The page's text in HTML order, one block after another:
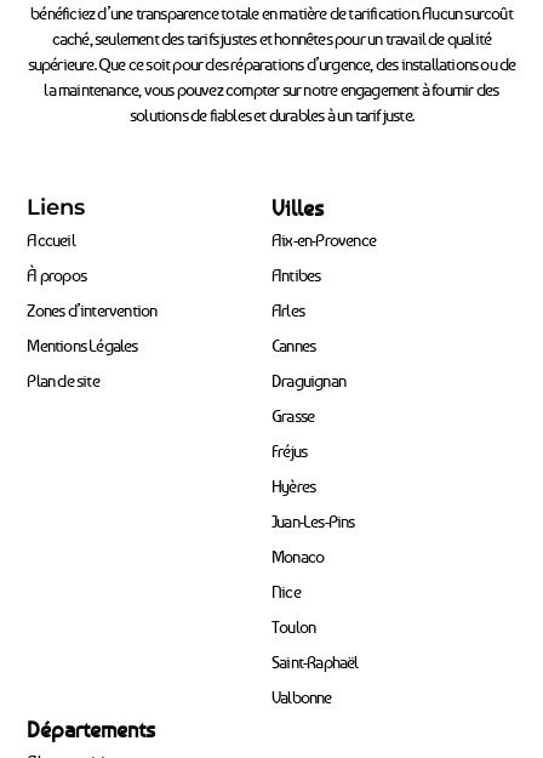
bénéficiez d’une transparence totale en matière de tarification. Aucun surcoût
caché, seulement des tarifs justes et honnêtes pour un travail de qualité
supérieure. Que ce soit pour des réparations d’urgence, des installations ou de
la maintenance, vous pouvez compter sur notre engagement à fournir des
solutions de fiables et durables à un tarif juste.
Liens
Accueil
À propos
Zones d’intervention
Mentions Légales
Plan de site
Villes
Aix-en-Provence
Antibes
Arles
Cannes
Draguignan
Grasse
Fréjus
Hyères
Juan-Les-Pins
Monaco
Nice
Toulon
Saint-Raphaël
Valbonne
Départements